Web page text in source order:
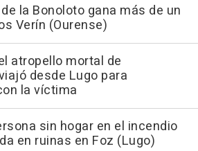
la Bonoloto gana más de un
Verín (Ourense)
atropello mortal de
desde Lugo para
la víctima
sin hogar en el incendio
en ruinas en Foz (Lugo)